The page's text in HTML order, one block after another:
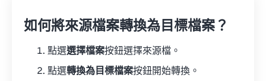
如何將來源檔案轉換為目標檔案？
點選選擇檔案按鈕選擇來源檔。
點選轉換為目標檔案按鈕開始轉換。